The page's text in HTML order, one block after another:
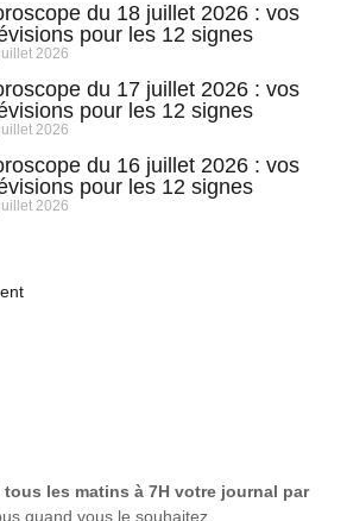
du 18 juillet 2026 : vos
pour les 12 signes
2026
du 17 juillet 2026 : vos
pour les 12 signes
2026
du 16 juillet 2026 : vos
pour les 12 signes
2026
les matins à 7H votre journal par
quand vous le souhaitez.